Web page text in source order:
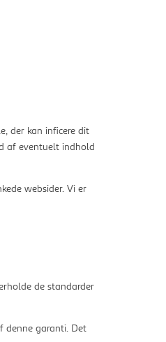
der kan inficere dit
af eventuelt indhold
websider. Vi er
de standarder
denne garanti. Det